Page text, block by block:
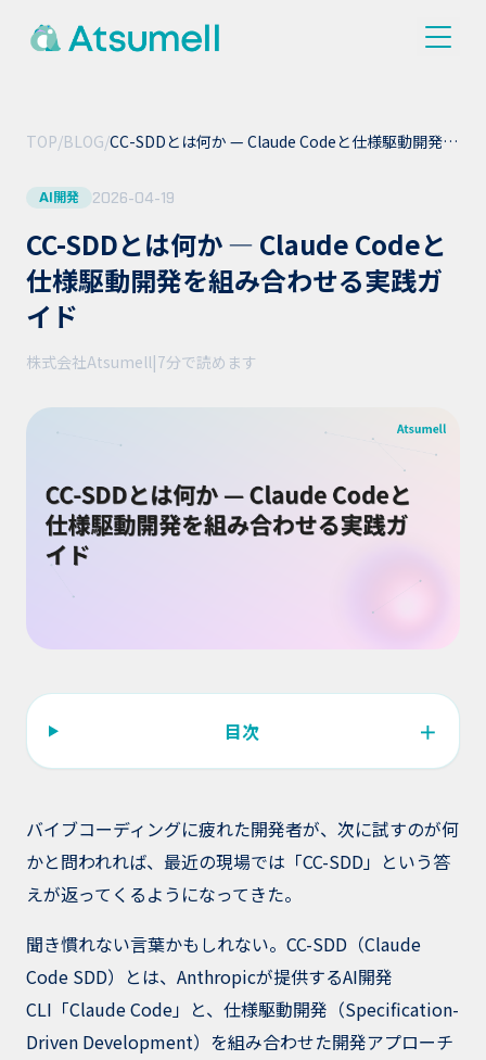
TOP/BLOG/CC-SDDとは何か — Claude Codeと仕様駆動開発を
AI開発 2026-04-19
CC-SDDとは何か — Claude Codeと
仕様駆動開発を組み合わせる実践ガ
イド
株式会社Atsumell|7分で読めます
目次 ＋
バイブコーディングに疲れた開発者が、次に試すのが何
かと問われれば、最近の現場では「CC-SDD」という答
えが返ってくるようになってきた。
聞き慣れない言葉かもしれない。CC-SDD（Claude
Code SDD）とは、Anthropicが提供するAI開発
CLI「Claude Code」と、仕様駆動開発（Specification-
Driven Development）を組み合わせた開発アプローチ